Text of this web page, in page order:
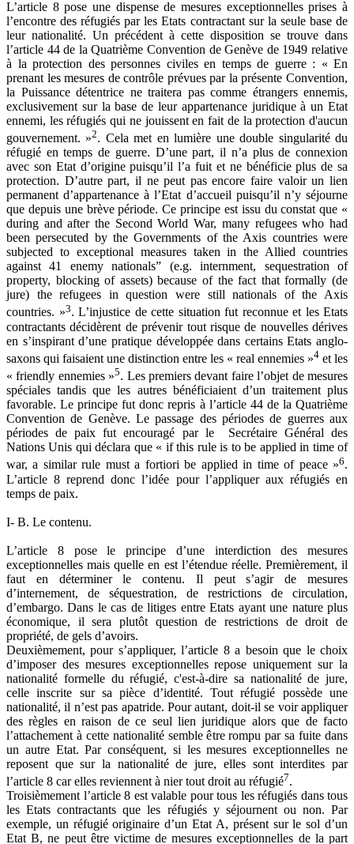
L’article 8 pose une dispense de mesures exceptionnelles prises à
l’encontre des réfugiés par les Etats contractant sur la seule base de
leur nationalité. Un précédent à cette disposition se trouve dans
l’article 44 de la Quatrième Convention de Genève de 1949 relative
à la protection des personnes civiles en temps de guerre : « En
prenant les mesures de contrôle prévues par la présente Convention,
la Puissance détentrice ne traitera pas comme étrangers ennemis,
exclusivement sur la base de leur appartenance juridique à un Etat
ennemi, les réfugiés qui ne jouissent en fait de la protection d'aucun
gouvernement. »2. Cela met en lumière une double singularité du
réfugié en temps de guerre. D’une part, il n’a plus de connexion
avec son Etat d’origine puisqu’il l’a fuit et ne bénéficie plus de sa
protection. D’autre part, il ne peut pas encore faire valoir un lien
permanent d’appartenance à l’Etat d’accueil puisqu’il n’y séjourne
que depuis une brève période. Ce principe est issu du constat que «
during and after the Second World War, many refugees who had
been persecuted by the Governments of the Axis countries were
subjected to exceptional measures taken in the Allied countries
against 41 enemy nationals” (e.g. internment, sequestration of
property, blocking of assets) because of the fact that formally (de
jure) the refugees in question were still nationals of the Axis
countries. »3. L’injustice de cette situation fut reconnue et les Etats
contractants décidèrent de prévenir tout risque de nouvelles dérives
en s’inspirant d’une pratique développée dans certains Etats anglo-
saxons qui faisaient une distinction entre les « real ennemies »4 et les
« friendly ennemies »5. Les premiers devant faire l’objet de mesures
spéciales tandis que les autres bénéficiaient d’un traitement plus
favorable. Le principe fut donc repris à l’article 44 de la Quatrième
Convention de Genève. Le passage des périodes de guerres aux
périodes de paix fut encouragé par le Secrétaire Général des
Nations Unis qui déclara que « if this rule is to be applied in time of
war, a similar rule must a fortiori be applied in time of peace »6.
L’article 8 reprend donc l’idée pour l’appliquer aux réfugiés en
temps de paix.
I- B. Le contenu.
L’article 8 pose le principe d’une interdiction des mesures
exceptionnelles mais quelle en est l’étendue réelle. Premièrement, il
faut en déterminer le contenu. Il peut s’agir de mesures
d’internement, de séquestration, de restrictions de circulation,
d’embargo. Dans le cas de litiges entre Etats ayant une nature plus
économique, il sera plutôt question de restrictions de droit de
propriété, de gels d’avoirs.
Deuxièmement, pour s’appliquer, l’article 8 a besoin que le choix
d’imposer des mesures exceptionnelles repose uniquement sur la
nationalité formelle du réfugié, c'est-à-dire sa nationalité de jure,
celle inscrite sur sa pièce d’identité. Tout réfugié possède une
nationalité, il n’est pas apatride. Pour autant, doit-il se voir appliquer
des règles en raison de ce seul lien juridique alors que de facto
l’attachement à cette nationalité semble être rompu par sa fuite dans
un autre Etat. Par conséquent, si les mesures exceptionnelles ne
reposent que sur la nationalité de jure, elles sont interdites par
l’article 8 car elles reviennent à nier tout droit au réfugié7.
Troisièmement l’article 8 est valable pour tous les réfugiés dans tous
les Etats contractants que les réfugiés y séjournent ou non. Par
exemple, un réfugié originaire d’un Etat A, présent sur le sol d’un
Etat B, ne peut être victime de mesures exceptionnelles de la part